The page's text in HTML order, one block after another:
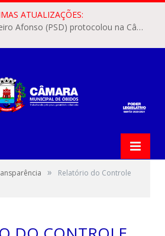
ATUALIZAÇÕES:
O vereador Rylder Ribeiro Afonso (PSD) protocolou na Câmara Municipal de Óbidos o Requerimento nº 346/2026.
»
Relatório do Controle